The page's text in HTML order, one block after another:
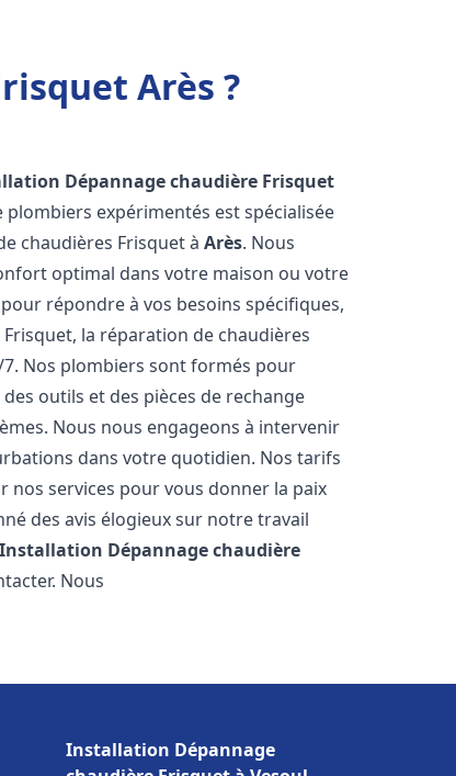
Arès ?
Dépannage chaudière Frisquet
expérimentés est spécialisée
chaudières Frisquet àArès. Nous
optimal dans votre maison ou votre
répondre à vos besoins spécifiques,
la réparation de chaudières
Nos plombiers sont formés pour
outils et des pièces de rechange
Nous nous engageons à intervenir
dans votre quotidien. Nos tarifs
services pour vous donner la paix
des avis élogieux sur notre travail
Installation Dépannage chaudière
Nous
Installation Dépannage